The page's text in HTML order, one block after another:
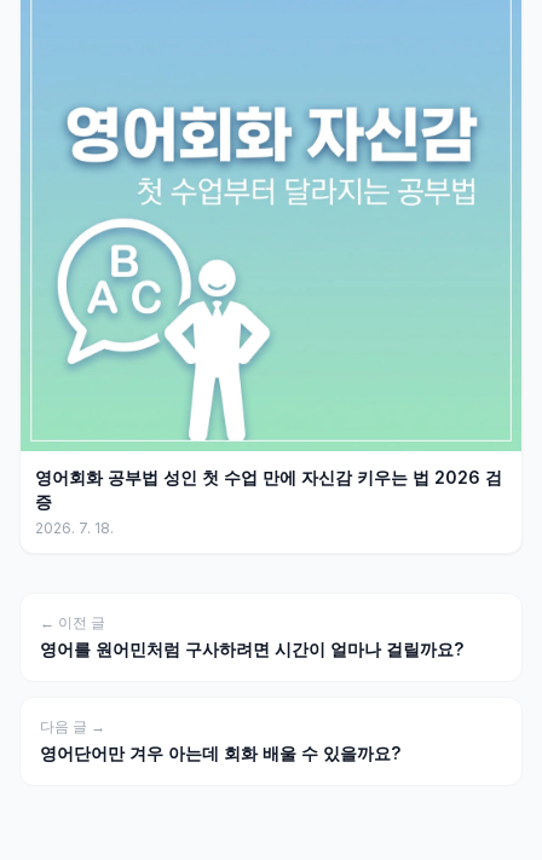
영어회화 공부법 성인 첫 수업 만에 자신감 키우는 법 2026 검
증
2026. 7. 18.
← 이전 글
영어를 원어민처럼 구사하려면 시간이 얼마나 걸릴까요?
다음 글 →
영어단어만 겨우 아는데 회화 배울 수 있을까요?